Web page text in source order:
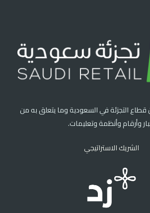
التجزئة في السعودية وما يتعلق به من
وأرقام وأنظمة وتعليمات.
الشريك الاستراتيجي